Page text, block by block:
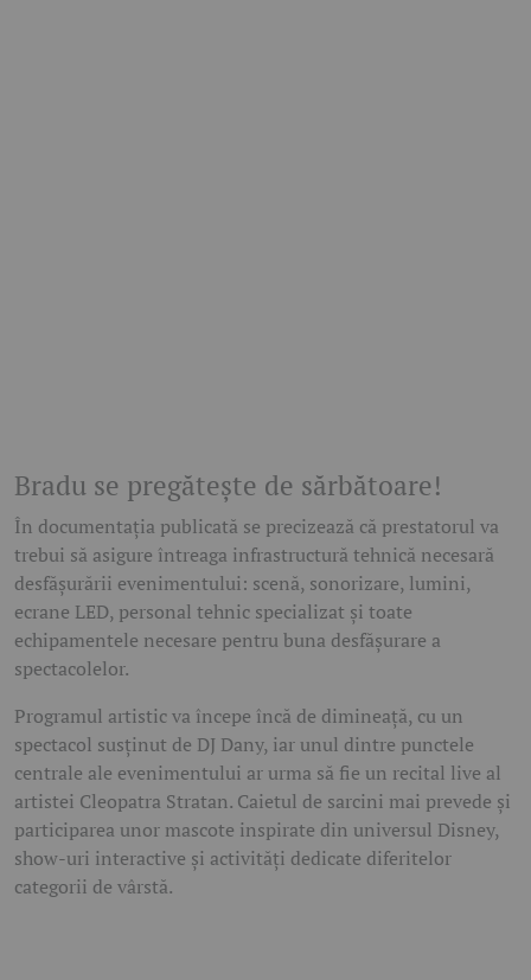
Bradu se pregătește de sărbătoare!
În documentația publicată se precizează că prestatorul va
trebui să asigure întreaga infrastructură tehnică necesară
desfășurării evenimentului: scenă, sonorizare, lumini,
ecrane LED, personal tehnic specializat și toate
echipamentele necesare pentru buna desfășurare a
spectacolelor.
Programul artistic va începe încă de dimineață, cu un
spectacol susținut de DJ Dany, iar unul dintre punctele
centrale ale evenimentului ar urma să fie un recital live al
artistei Cleopatra Stratan. Caietul de sarcini mai prevede și
participarea unor mascote inspirate din universul Disney,
show-uri interactive și activități dedicate diferitelor
categorii de vârstă.